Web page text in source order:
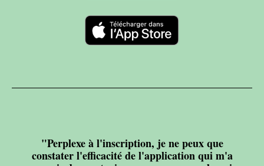
"Perplexe à l'inscription, je ne peux que
constater l'efficacité de l'application qui m'a